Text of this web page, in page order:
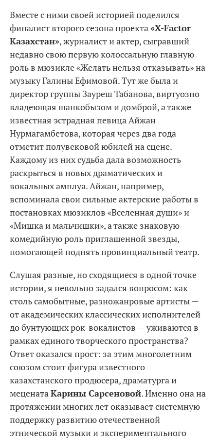
Вместе с ними своей историей поделился
финалист второго сезона проекта«X-Factor
Казахстан», журналист и актер, сыгравший
недавно свою первую колоссальную главную
роль в мюзикле «Желать нельзя отказывать» на
музыку Галины Ефимовой. Тут же была и
директор группы Зауреш Табанова, виртуозно
владеющая шанкобызом и домброй, а также
известная эстрадная певица Айжан
Нурмагамбетова, которая через два года
отметит полувековой юбилей на сцене.
Каждому из них судьба дала возможность
раскрыться в новых драматических и
вокальных амплуа. Айжан, например,
вспоминала свои сильные актерские работы в
постановках мюзиклов «Вселенная души» и
«Мишка и мальчишки», а также знаковую
комедийную роль приглашенной звезды,
помогающей поднять провинциальный театр.
Слушая разные, но сходящиеся в одной точке
истории, я невольно задался вопросом: как
столь самобытные, разножанровые артисты —
от академических классических исполнителей
до бунтующих рок-вокалистов — уживаются в
рамках единого творческого пространства?
Ответ оказался прост: за этим многолетним
союзом стоит фигура известного
казахстанского продюсера, драматурга и
меценатаКарины Сарсеновой. Именно она на
протяжении многих лет оказывает системную
поддержку развитию отечественной
этнической музыки и экспериментального